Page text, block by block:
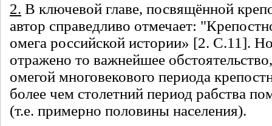
2. В ключевой главе, посвящённой
автор справедливо отмечает:
омега российской истории» [2. С.11].
отражено то важнейшее
омегой многовекового периода
более чем столетний период рабства
(т.е. примерно половины населения).